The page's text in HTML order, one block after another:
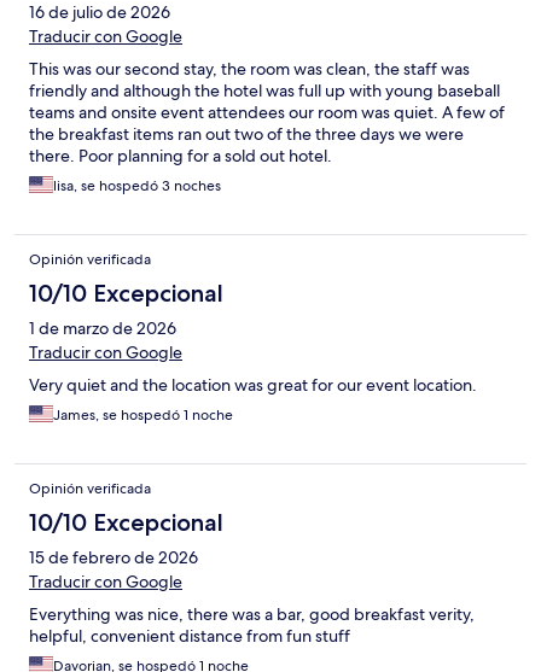
16 de julio de 2026
Traducir con Google
This was our second stay, the room was clean, the staff was
friendly and although the hotel was full up with young baseball
teams and onsite event attendees our room was quiet. A few of
the breakfast items ran out two of the three days we were
there. Poor planning for a sold out hotel.
lisa, se hospedó 3 noches
Opinión verificada
10/10 Excepcional
1 de marzo de 2026
Traducir con Google
Very quiet and the location was great for our event location.
James, se hospedó 1 noche
Opinión verificada
10/10 Excepcional
15 de febrero de 2026
Traducir con Google
Everything was nice, there was a bar, good breakfast verity,
helpful, convenient distance from fun stuff
Davorian, se hospedó 1 noche